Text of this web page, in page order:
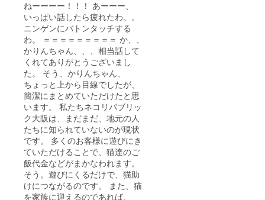
ねーーーー！！！ あーーー、
いっぱい話したら疲れたわ。。
ニンゲンにバトンタッチする
わ。 ＝＝＝＝＝＝＝＝＝ か、、
かりんちゃん、、、相当話して
くれてありがとうございまし
た。 そう、かりんちゃん、
ちょっと上から目線でしたが、
簡潔にまとめていただけたと思
います。 私たちネコリパブリッ
ク大阪は、まだまだ、地元の人
たちに知られていないのが現状
です。 多くのお客様に遊びにき
ていただけることで、猫達のご
飯代金などがまかなわれます。
そう。遊びにくるだけで、猫助
けにつながるのです。 また、猫
を家族に迎えるのであれば、